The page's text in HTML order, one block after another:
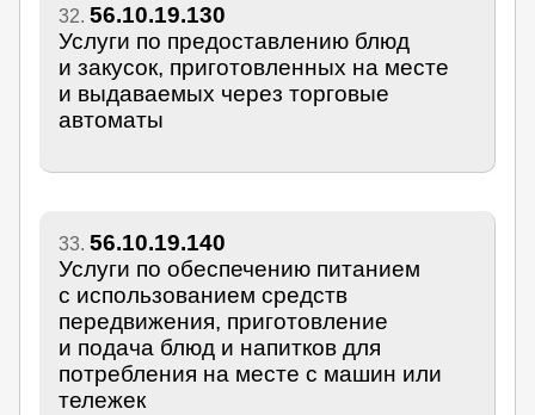
32. 56.10.19.130
Услуги по предоставлению блюд
и закусок, приготовленных на месте
и выдаваемых через торговые
автоматы
33. 56.10.19.140
Услуги по обеспечению питанием
с использованием средств
передвижения, приготовление
и подача блюд и напитков для
потребления на месте с машин или
тележек